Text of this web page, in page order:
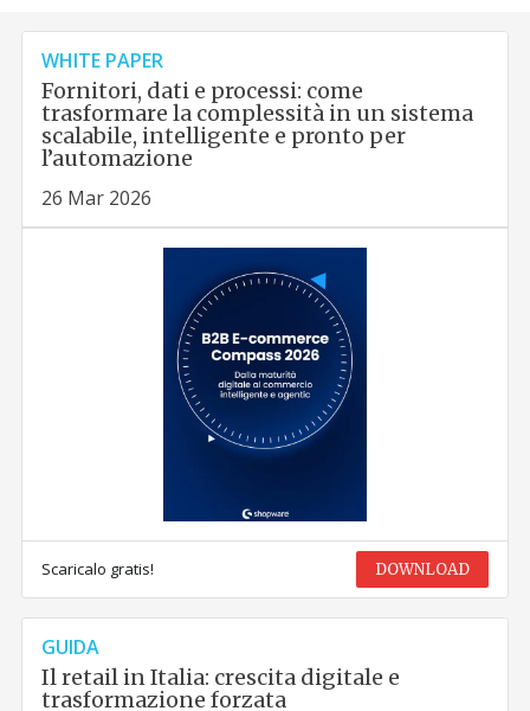
WHITE PAPER
Fornitori, dati e processi: come
trasformare la complessità in un sistema
scalabile, intelligente e pronto per
l’automazione
26 Mar 2026
Scaricalo gratis! DOWNLOAD
GUIDA
Il retail in Italia: crescita digitale e
trasformazione forzata